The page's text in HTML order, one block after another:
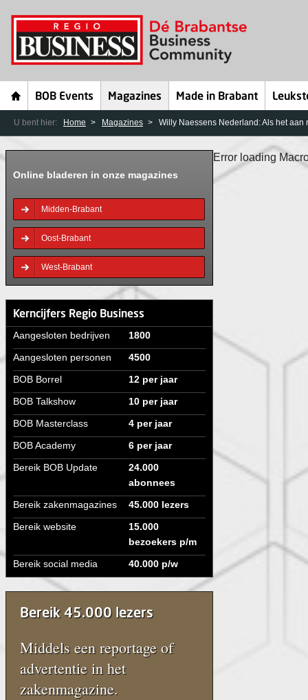
BOB Events Magazines Made in Brabant
U bent hier: Home Magazines Willy Naessens Nederland: Als het
Error loading
Online bladeren in onze magazines
Midden-Brabant
Oost-Brabant
West-Brabant
Kerncijfers Regio Business
Aangesloten bedrijven
1800
Aangesloten personen
4500
BOB Borrel
12 per jaar
BOB Talkshow
10 per jaar
BOB Masterclass
4 per jaar
BOB Academy
6 per jaar
Bereik BOB Update
24.000
abonnees
Bereik zakenmagazines
45.000 lezers
Bereik website
15.000
bezoekers p/m
Bereik social media
40.000 p/w
Bereik 45.000 lezers
Middels een reportage of
advertentie in het
zakenmagazine.